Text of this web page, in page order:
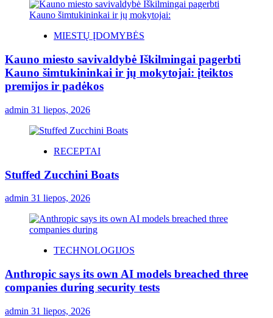
MIESTŲ ĮDOMYBĖS
Kauno miesto savivaldybė Iškilmingai pagerbti
Kauno šimtukininkai ir jų mokytojai: įteiktos
premijos ir padėkos
admin 31 liepos, 2026
RECEPTAI
Stuffed Zucchini Boats
admin 31 liepos, 2026
TECHNOLOGIJOS
Anthropic says its own AI models breached three
companies during security tests
admin 31 liepos, 2026